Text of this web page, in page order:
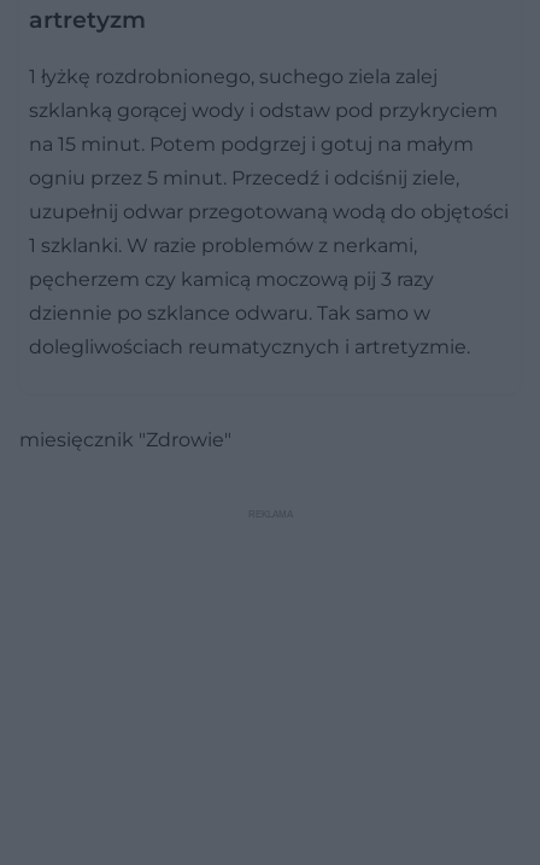
artretyzm
1 łyżkę rozdrobnionego, suchego ziela zalej
szklanką gorącej wody i odstaw pod przykryciem
na 15 minut. Potem podgrzej i gotuj na małym
ogniu przez 5 minut. Przecedź i odciśnij ziele,
uzupełnij odwar przegotowaną wodą do objętości
1 szklanki. W razie problemów z nerkami,
pęcherzem czy kamicą moczową pij 3 razy
dziennie po szklance odwaru. Tak samo w
dolegliwościach reumatycznych i artretyzmie.
miesięcznik "Zdrowie"